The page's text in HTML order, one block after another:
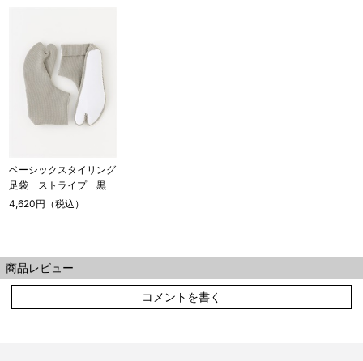
ベーシックスタイリング
足袋 ストライプ 黒
4,620円（税込）
商品レビュー
コメントを書く